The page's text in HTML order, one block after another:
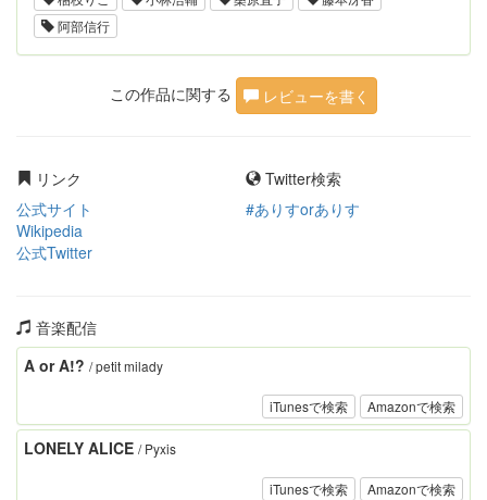
阿部信行
この作品に関する レビューを書く
リンク
公式サイト
Wikipedia
公式Twitter
Twitter検索
#ありすorありす
音楽配信
iTunesで検索 Amazonで検索
A or A!? / petit milady
iTunesで検索 Amazonで検索
LONELY ALICE / Pyxis